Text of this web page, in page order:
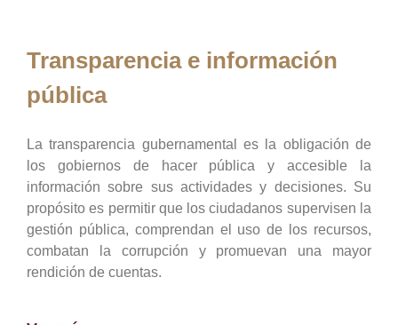
Transparencia e información
pública
La transparencia gubernamental es la obligación de
los gobiernos de hacer pública y accesible la
información sobre sus actividades y decisiones. Su
propósito es permitir que los ciudadanos supervisen la
gestión pública, comprendan el uso de los recursos,
combatan la corrupción y promuevan una mayor
rendición de cuentas.